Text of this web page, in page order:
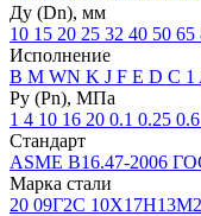
Ду (Dn), мм
10 15 20 25 32 40 50 65
Исполнение
B М WN K J F E D C 1
Ру (Рn), МПа
1 4 10 16 20 0.1 0.25 0.6
Стандарт
ASME B16.47-2006
Марка стали
20 09Г2С